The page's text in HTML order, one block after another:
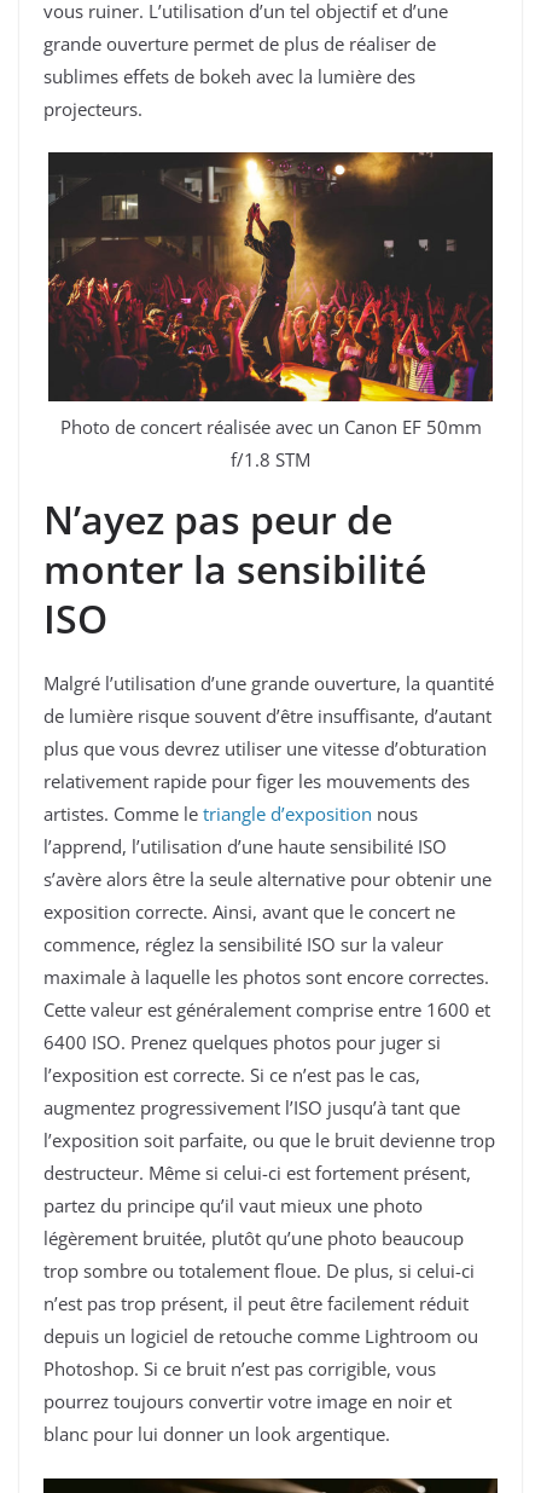
vous ruiner. L’utilisation d’un tel objectif et d’une
grande ouverture permet de plus de réaliser de
sublimes effets de bokeh avec la lumière des
projecteurs.
Photo de concert réalisée avec un Canon EF 50mm
f/1.8 STM
N’ayez pas peur de
monter la sensibilité
ISO
Malgré l’utilisation d’une grande ouverture, la quantité
de lumière risque souvent d’être insuffisante, d’autant
plus que vous devrez utiliser une vitesse d’obturation
relativement rapide pour figer les mouvements des
artistes. Comme le triangle d’exposition nous
l’apprend, l’utilisation d’une haute sensibilité ISO
s’avère alors être la seule alternative pour obtenir une
exposition correcte. Ainsi, avant que le concert ne
commence, réglez la sensibilité ISO sur la valeur
maximale à laquelle les photos sont encore correctes.
Cette valeur est généralement comprise entre 1600 et
6400 ISO. Prenez quelques photos pour juger si
l’exposition est correcte. Si ce n’est pas le cas,
augmentez progressivement l’ISO jusqu’à tant que
l’exposition soit parfaite, ou que le bruit devienne trop
destructeur. Même si celui-ci est fortement présent,
partez du principe qu’il vaut mieux une photo
légèrement bruitée, plutôt qu’une photo beaucoup
trop sombre ou totalement floue. De plus, si celui-ci
n’est pas trop présent, il peut être facilement réduit
depuis un logiciel de retouche comme Lightroom ou
Photoshop. Si ce bruit n’est pas corrigible, vous
pourrez toujours convertir votre image en noir et
blanc pour lui donner un look argentique.